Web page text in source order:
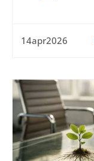
14apr2026